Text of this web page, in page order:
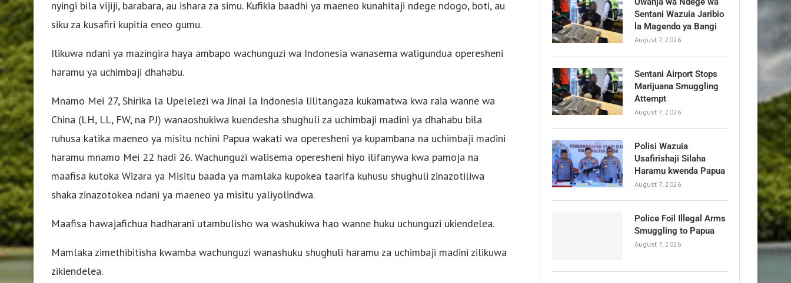
nyingi bila vijiji, barabara, au ishara za simu. Kufikia baadhi ya maeneo kunahitaji ndege ndogo, boti, au
siku za kusafiri kupitia eneo gumu.
Ilikuwa ndani ya mazingira haya ambapo wachunguzi wa Indonesia wanasema waligundua operesheni
haramu ya uchimbaji dhahabu.
Mnamo Mei 27, Shirika la Upelelezi wa Jinai la Indonesia lilitangaza kukamatwa kwa raia wanne wa
China (LH, LL, FW, na PJ) wanaoshukiwa kuendesha shughuli za uchimbaji madini ya dhahabu bila
ruhusa katika maeneo ya misitu nchini Papua wakati wa operesheni ya kupambana na uchimbaji madini
haramu mnamo Mei 22 hadi 26. Wachunguzi walisema operesheni hiyo ilifanywa kwa pamoja na
maafisa kutoka Wizara ya Misitu baada ya mamlaka kupokea taarifa kuhusu shughuli zinazotiliwa
shaka zinazotokea ndani ya maeneo ya misitu yaliyolindwa.
Maafisa hawajafichua hadharani utambulisho wa washukiwa hao wanne huku uchunguzi ukiendelea.
Mamlaka zimethibitisha kwamba wachunguzi wanashuku shughuli haramu za uchimbaji madini zilikuwa
zikiendelea.
Sentani Wazuia Jaribio
la Magendo ya Bangi
August 7, 2026
Sentani Airport Stops
Marijuana Smuggling
Attempt
August 7, 2026
Polisi Wazuia
Usafirishaji Silaha
Haramu kwenda Papua
August 7, 2026
Police Foil Illegal Arms
Smuggling to Papua
August 7, 2026